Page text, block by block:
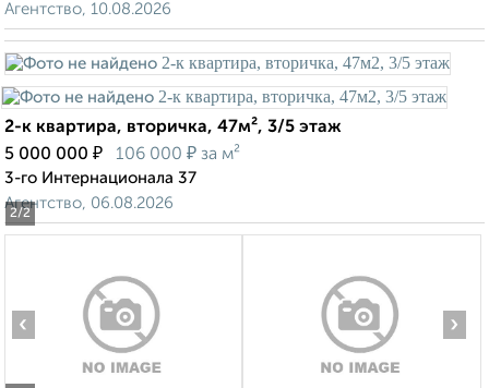
Агентство, 10.08.2026
2/2
2-к квартира, вторичка, 47м², 3/5 этаж
5 000 000 ₽ 106 000 ₽ за м²
3-го Интернационала 37
Агентство, 06.08.2026
‹ ›